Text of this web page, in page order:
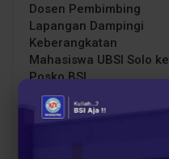
Dosen Pembimbing
Lapangan Dampingi
Keberangkatan
Mahasiswa UBSI Solo ke
Posko BSI…
BERITA